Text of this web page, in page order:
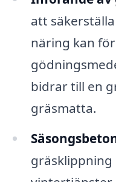
att
näring kan
bidrar till en
gräsmatta.